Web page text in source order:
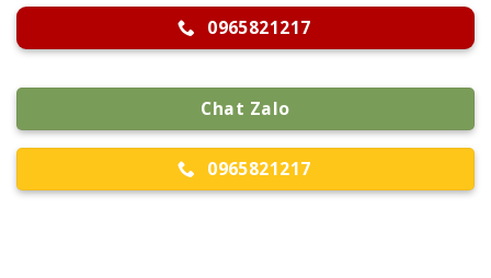
0965821217
Chat Zalo
0965821217